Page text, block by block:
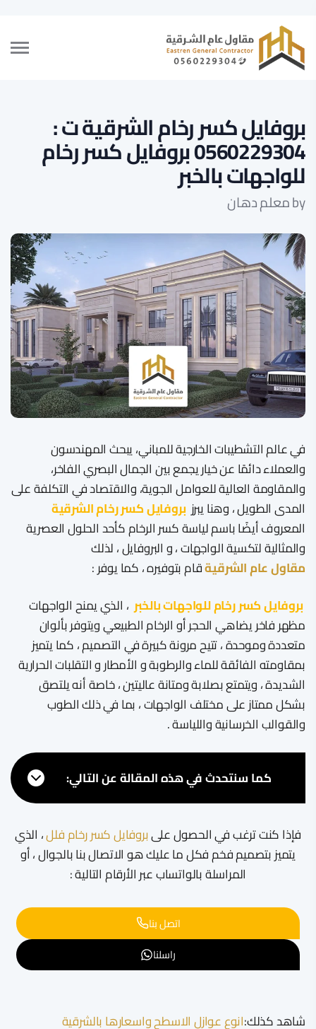
بروفايل كسر رخام الشرقية ت :
0560229304 بروفايل كسر رخام
للواجهات بالخبر
byمعلم دهان
​في عالم التشطيبات الخارجية للمباني، يبحث المهندسون
والعملاء دائمًا عن خيار يجمع بين الجمال البصري الفاخر،
والمقاومة العالية للعوامل الجوية، والاقتصاد في التكلفة على
المدى الطويل ، وهنا يبرز بروفايل كسر رخام الشرقية
المعروف أيضًا باسم لياسة كسر الرخام كأحد الحلول العصرية
والمثالية لتكسية الواجهات ، و البروفايل ، لذلك
مقاول عام الشرقيةقام بتوفيره ، كما يوفر :
بروفايل كسر رخام للواجهات بالخبر ، الذي يمنح الواجهات
مظهر فاخر يضاهي الحجر أو الرخام الطبيعي ويتوفر بألوان
متعددة وموحدة ، تتيح مرونة كبيرة في التصميم ، كما يتميز
بمقاومته الفائقة للماء والرطوبة و الأمطار و التقلبات الحرارية
الشديدة ، ويتمتع بصلابة ومتانة عاليتين ، خاصة أنه يلتصق
بشكل ممتاز على مختلف الواجهات ، بما في ذلك الطوب
والقوالب الخرسانية واللياسة .
كما سنتحدث في هذه المقالة عن التالي:
فإذا كنت ترغب في الحصول علىبروفايل كسر رخام فلل، الذي
يتميز بتصميم فخم فكل ما عليك هو الاتصال بنا بالجوال ، أو
المراسلة بالواتساب عبر الأرقام التالية :
اتصل بنا
راسلنا
شاهد كذلك:انوع عوازل الاسطح واسعارها بالشرقية